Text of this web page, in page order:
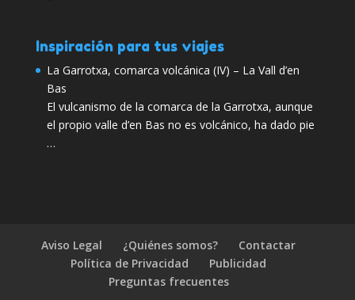
Inspiración para tus viajes
La Garrotxa, comarca volcánica (IV) – La Vall d’en
Bas
El vulcanismo de la comarca de la Garrotxa, aunque
el propio valle d’en Bas no es volcánico, ha dado pie
…
Aviso Legal ¿Quiénes somos?
Contactar
Política de Privacidad
Publicidad
Preguntas frecuentes